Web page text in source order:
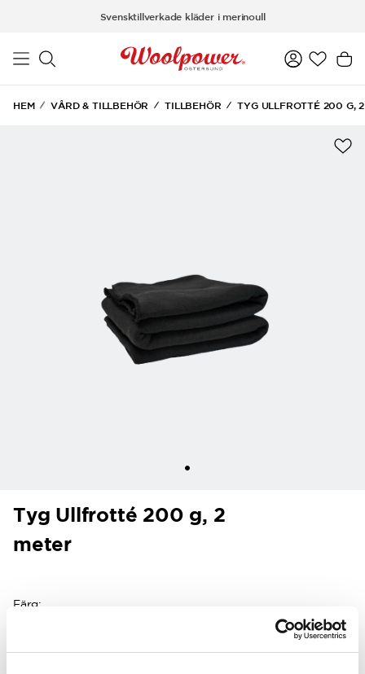
Hoppa till huvudinnehållSvensktillverkade kläder i merinoull
HEM VÅRD & TILLBEHÖR TILLBEHÖR TYG ULLFROTTÉ 200 G,
Tyg Ullfrotté 200 g, 2
meter
Färg: